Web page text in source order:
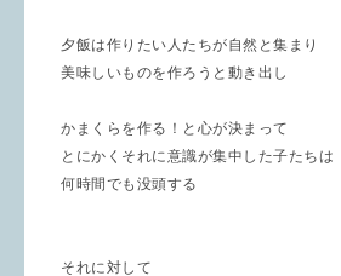
夕飯は作りたい人たちが自然と集まり
美味しいものを作ろうと動き出し
かまくらを作る！と心が決まって
とにかくそれに意識が集中した子たちは
何時間でも没頭する
それに対して